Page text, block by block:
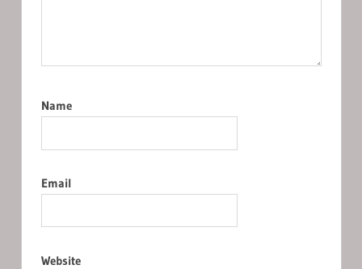
Name
Email
Website